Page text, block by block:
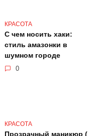
КРАСОТА
С чем носить хаки:
стиль амазонки в
шумном городе
0
КРАСОТА
Прозрачный маникюр (